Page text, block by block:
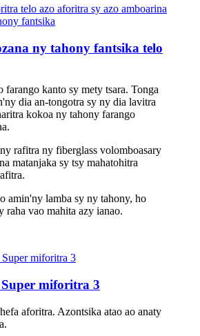
ny tahony fantsika telo
farango kanto sy mety tsara. Tonga
dia an-tongotra sy ny dia lavitra
kokoa ny tahony farango
rafitra ny fiberglass volomboasary
matanjaka sy tsy mahatohitra
amin'ny lamba sy ny tahony, ho
raha vao mahita azy ianao.
miforitra 3
aforitra. Azontsika atao ao anaty